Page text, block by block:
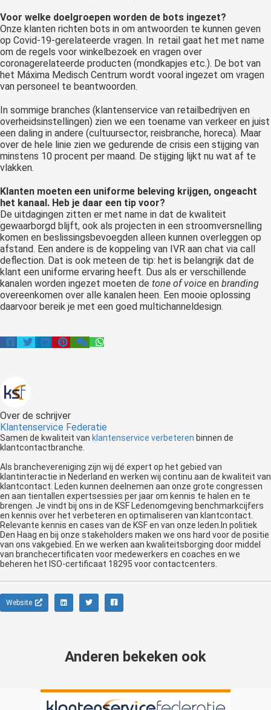
Voor welke doelgroepen worden de bots ingezet?
Onze klanten richten bots in om antwoorden te kunnen geven
op Covid-19-gerelateerde vragen. In retail gaat het met name
om de regels voor winkelbezoek en vragen over
coronagerelateerde producten (mondkapjes etc.). De bot van
het Máxima Medisch Centrum wordt vooral ingezet om vragen
van personeel te beantwoorden.
In sommige branches (klantenservice van retailbedrijven en
overheidsinstellingen) zien we een toename van verkeer en juist
een daling in andere (cultuursector, reisbranche, horeca). Maar
over de hele linie zien we gedurende de crisis een stijging van
minstens 10 procent per maand. De stijging lijkt nu wat af te
vlakken.
Klanten moeten een uniforme beleving krijgen, ongeacht
het kanaal. Heb je daar een tip voor?
De uitdagingen zitten er met name in dat de kwaliteit
gewaarborgd blijft, ook als projecten in een stroomversnelling
komen en beslissingsbevoegden alleen kunnen overleggen op
afstand. Een andere is de koppeling van IVR aan chat via call
deflection. Dat is ook meteen de tip: het is belangrijk dat de
klant een uniforme ervaring heeft. Dus als er verschillende
kanalen worden ingezet moeten de tone of voice en branding
overeenkomen over alle kanalen heen. Een mooie oplossing
daarvoor bereik je met een goed multichanneldesign.
Over de schrijver
Klantenservice Federatie
Samen de kwaliteit van klantenservice verbeteren binnen de
klantcontactbranche.
Als branchevereniging zijn wij dé expert op het gebied van
klantinteractie in Nederland en werken wij continu aan de kwaliteit van
klantcontact. Leden kunnen deelnemen aan onze grote congressen
en aan tientallen expertsessies per jaar om kennis te halen en te
brengen. Je vindt bij ons in de KSF Ledenomgeving benchmarkcijfers
en kennis over het verbeteren en optimaliseren van klantcontact.
Relevante kennis en cases van de KSF en van onze leden.In politiek
Den Haag en bij onze stakeholders maken we ons hard voor de positie
van ons vakgebied. En we werken aan kwaliteitsborging door middel
van branchecertificaten voor medewerkers en coaches en we
beheren het ISO-certificaat 18295 voor contactcenters.
Website
Anderen bekeken ook